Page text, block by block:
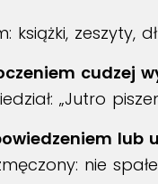
zeszyty,
cudzej
„Jutro
lub
nie